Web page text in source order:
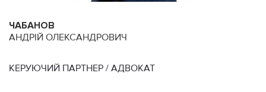
ЧАБАНОВ
АНДРІЙ ОЛЕКСАНДРОВИЧ
КЕРУЮЧИЙ ПАРТНЕР / АДВОКАТ